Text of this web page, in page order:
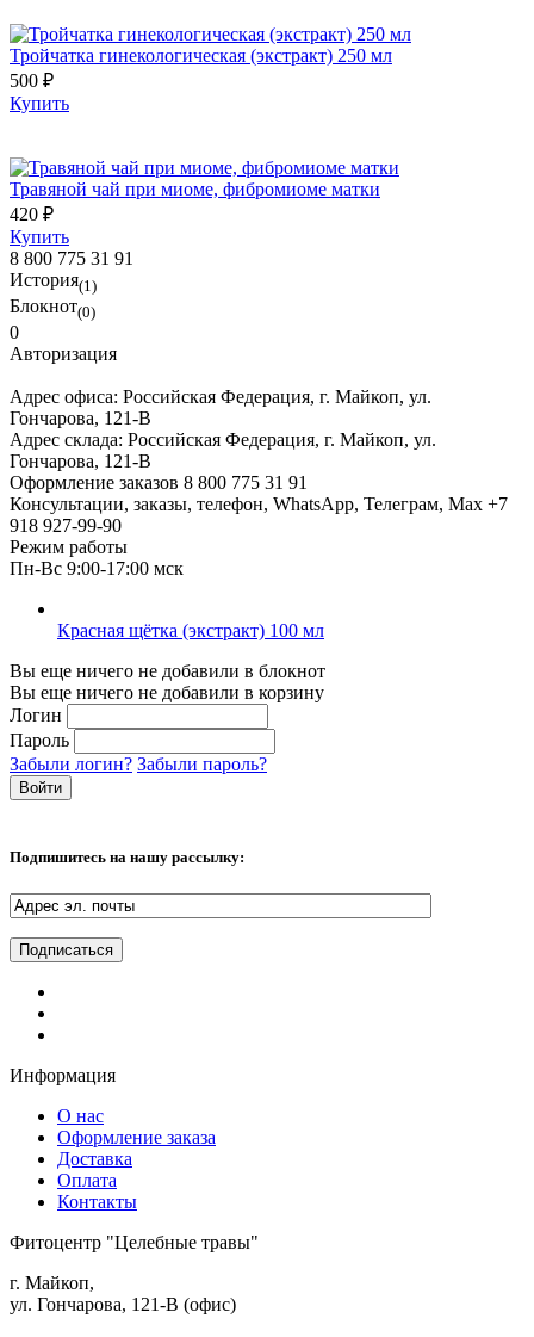
Тройчатка гинекологическая (экстракт) 250 мл
500 ₽
Купить
Травяной чай при миоме, фибромиоме матки
420 ₽
Купить
8 800 775 31 91
История(1)
Блокнот(0)
0
Авторизация
Адрес офиса: Российская Федерация, г. Майкоп, ул.
Гончарова, 121-В
Адрес склада: Российская Федерация, г. Майкоп, ул.
Гончарова, 121-В
Оформление заказов 8 800 775 31 91
Консультации, заказы, телефон, WhatsApp, Телеграм, Мах +7
918 927-99-90
Режим работы
Пн-Вс 9:00-17:00 мск
Красная щётка (экстракт) 100 мл
Вы еще ничего не добавили в блокнот
Вы еще ничего не добавили в корзину
Логин
Пароль
Забыли логин? Забыли пароль?
Подпишитесь на нашу рассылку:
Информация
О нас
Оформление заказа
Доставка
Оплата
Контакты
Фитоцентр "Целебные травы"
г. Майкоп,
ул. Гончарова, 121-В (офис)